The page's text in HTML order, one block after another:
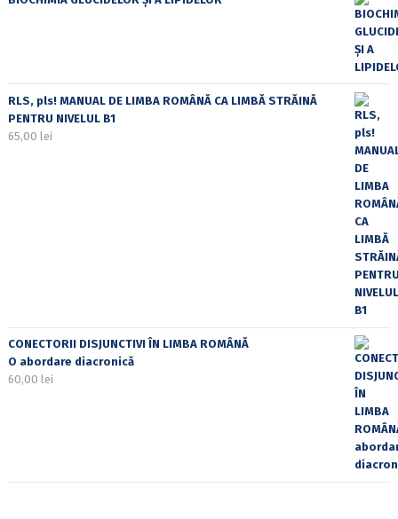
RLS, pls! MANUAL DE LIMBA ROMÂNĂ CA LIMBĂ STRĂINĂ
PENTRU NIVELUL B1
65,00 lei
CONECTORII DISJUNCTIVI ÎN LIMBA ROMÂNĂ
O abordare diacronică
60,00 lei